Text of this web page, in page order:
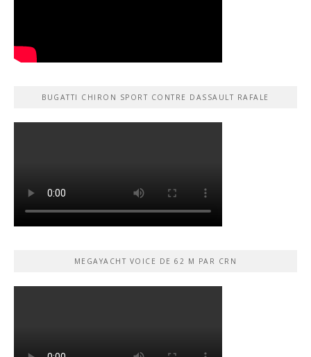
BUGATTI CHIRON SPORT CONTRE DASSAULT RAFALE
MEGAYACHT VOICE DE 62 M PAR CRN